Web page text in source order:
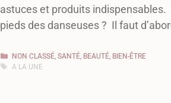
astuces et produits indispensables.
pieds des danseuses ? Il faut
NON CLASSÉ,SANTÉ, BEAUTÉ, BIEN-ÊTRE
A LA UNE